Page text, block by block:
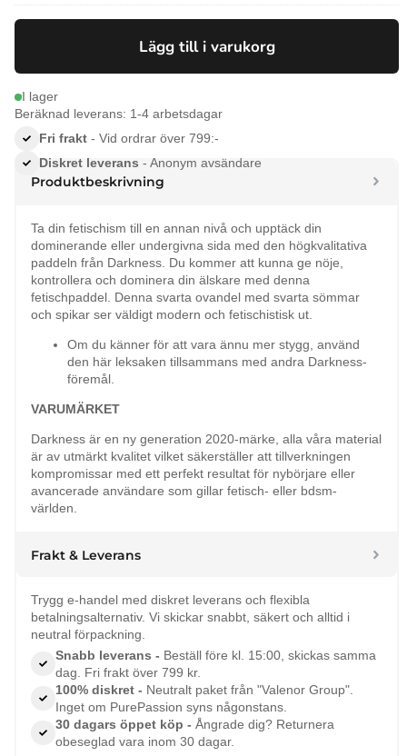
priset
99 kr.
priset
89 kr.
Lägg till i varukorg
I lager
Beräknad leverans: 1-4 arbetsdagar
Fri frakt - Vid ordrar över 799:-
Diskret leverans - Anonym avsändare
Produktbeskrivning
Ta din fetischism till en annan nivå och upptäck din
dominerande eller undergivna sida med den högkvalitativa
paddeln från Darkness. Du kommer att kunna ge nöje,
kontrollera och dominera din älskare med denna
fetischpaddel. Denna svarta ovandel med svarta sömmar
och spikar ser väldigt modern och fetischistisk ut.
Om du känner för att vara ännu mer stygg, använd
den här leksaken tillsammans med andra Darkness-
föremål.
VARUMÄRKET
Darkness är en ny generation 2020-märke, alla våra material
är av utmärkt kvalitet vilket säkerställer att tillverkningen
kompromissar med ett perfekt resultat för nybörjare eller
avancerade användare som gillar fetisch- eller bdsm-
världen.
Frakt & Leverans
Trygg e-handel med diskret leverans och flexibla
betalningsalternativ. Vi skickar snabbt, säkert och alltid i
neutral förpackning.
Snabb leverans - Beställ före kl. 15:00, skickas samma
dag. Fri frakt över 799 kr.
100% diskret - Neutralt paket från "Valenor Group".
Inget om PurePassion syns någonstans.
30 dagars öppet köp - Ångrade dig? Returnera
obeseglad vara inom 30 dagar.